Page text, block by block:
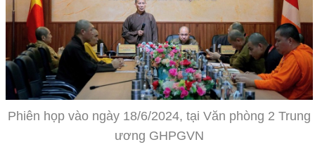
Phiên họp vào ngày 18/6/2024, tại Văn phòng 2 Trung
ương GHPGVN